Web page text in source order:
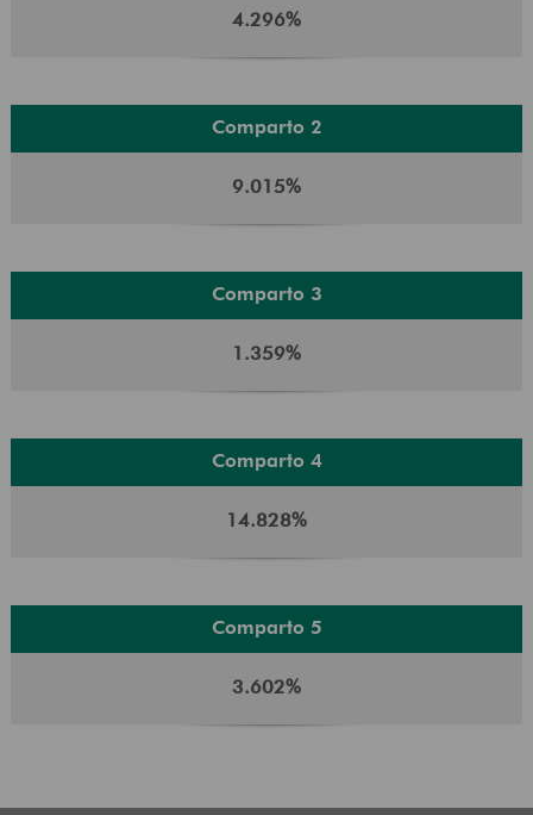
4.296%
Comparto 2
9.015%
Comparto 3
1.359%
Comparto 4
14.828%
Comparto 5
3.602%